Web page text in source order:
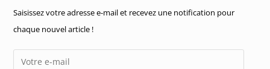
Saisissez votre adresse e-mail et recevez une notification pour
chaque nouvel article !
Votre